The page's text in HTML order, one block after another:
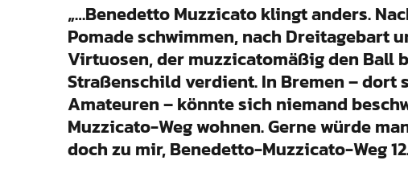
„…Benedetto Muzzicato klingt anders.
Pomade schwimmen, nach Dreitagebart
Virtuosen, der muzzicatomäßig den Ball
Straßenschild verdient. In Bremen – dort
Amateuren – könnte sich niemand
Muzzicato-Weg wohnen. Gerne würde
doch zu mir, Benedetto-Muzzicato-Weg